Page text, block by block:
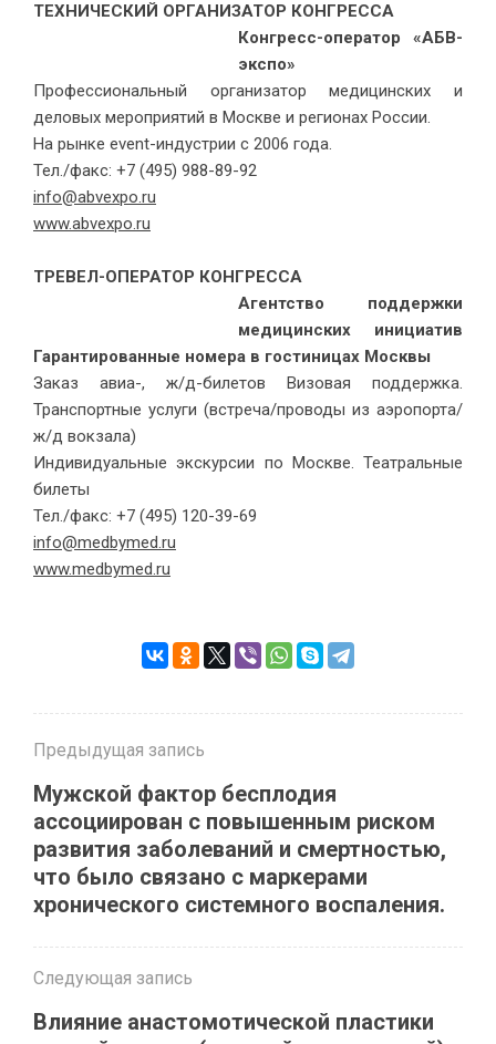
ТЕХНИЧЕСКИЙ ОРГАНИЗАТОР КОНГРЕССА
Конгресс-оператор «АБВ-
экспо»
Профессиональный организатор медицинских и
деловых мероприятий в Москве и регионах России.
На рынке event-индустрии с 2006 года.
Тел./факс: +7 (495) 988-89-92
info@abvexpo.ru
www.abvexpo.ru
ТРЕВЕЛ-ОПЕРАТОР КОНГРЕССА
Агентство поддержки
медицинских инициатив
Гарантированные номера в гостиницах Москвы
Заказ авиа-, ж/д-билетов Визовая поддержка.
Транспортные услуги (встреча/проводы из аэропорта/
ж/д вокзала)
Индивидуальные экскурсии по Москве. Театральные
билеты
Тел./факс: +7 (495) 120-39-69
info@medbymed.ru
www.medbymed.ru
Предыдущая запись
Мужской фактор бесплодия
ассоциирован с повышенным риском
развития заболеваний и смертностью,
что было связано с маркерами
хронического системного воспаления.
Следующая запись
Влияние анастомотической пластики